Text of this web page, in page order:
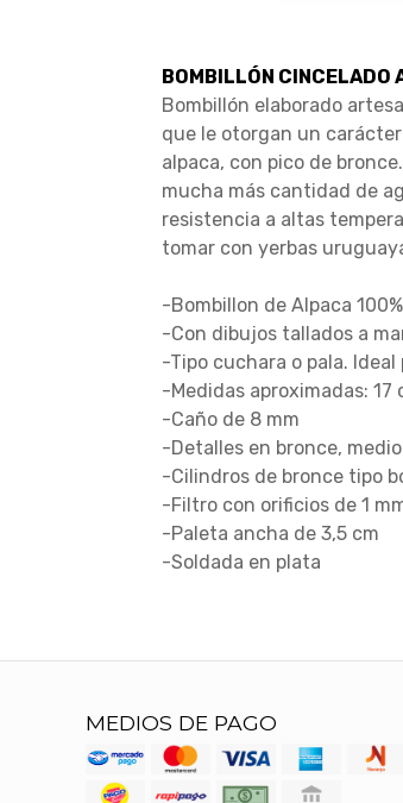
BOMBILLÓN CINCELADO
Bombillón elaborado
que le otorgan un
alpaca, con pico de
mucha más cantidad de
resistencia a altas
tomar con yerbas
-Bombillon de Alpaca 100%
-Con dibujos tallados a
-Tipo cuchara o pala.
-Medidas aproximadas: 17
-Caño de 8 mm
-Detalles en bronce,
-Cilindros de bronce tipo
-Filtro con orificios de 1
-Paleta ancha de 3,5 cm
-Soldada en plata
MEDIOS DE PAGO